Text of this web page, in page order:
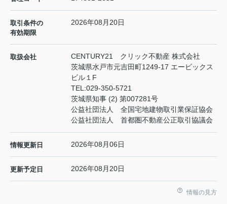
取引条件の
有効期限
2026年08月20日
取扱会社
CENTURY21 クリック不動産 株式会社
茨城県水戸市元吉田町1249-17 エービックス
ビル１F
TEL:029-350-5721
茨城県知事 (2) 第007281号
公益社団法人 全国宅地建物取引業保証協会
公益社団法人 首都圏不動産公正取引協議会
情報更新日 2026年08月06日
更新予定日 2026年08月20日
情報の見方